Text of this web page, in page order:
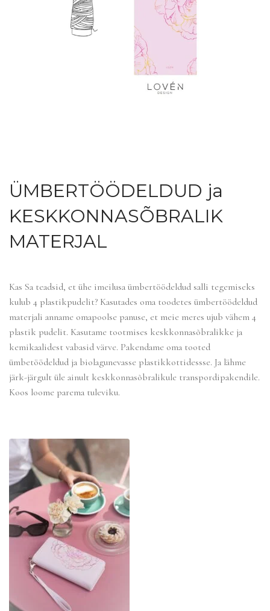
ÜMBERTÖÖDELDUD ja
KESKKONNASÕBRALIK
MATERJAL
Kas Sa teadsid, et ühe imeilusa ümbertöödeldud salli tegemiseks
kulub 4 plastikpudelit? Kasutades oma toodetes ümbertöödeldud
materjali anname omapoolse panuse, et meie meres ujub vähem 4
plastik pudelit. Kasutame tootmises keskkonnasõbralikke ja
kemikaalidest vabasid värve. Pakendame oma tooted
ümbetöödeldud ja biolagunevasse plastikkottidessse. Ja lähme
järk-järgult üle ainult keskkonnasõbralikule transpordipakendile.
Koos loome parema tuleviku.